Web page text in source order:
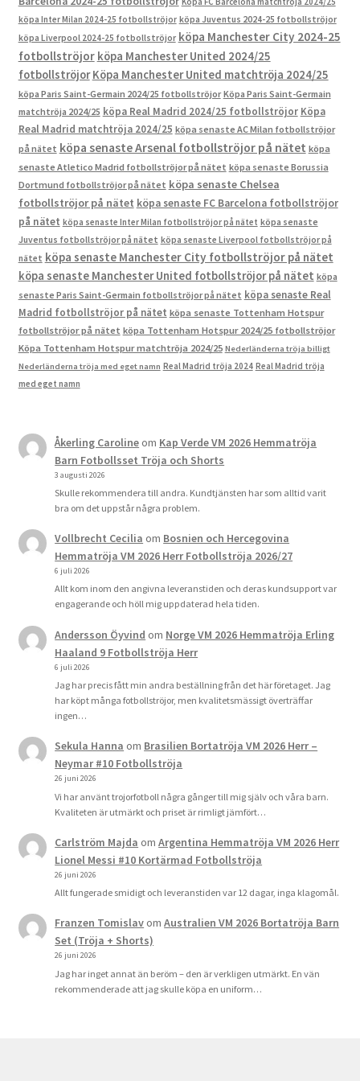
köpa Inter Milan 2024-25 fotbollströjor köpa Juventus 2024-25 fotbollströjor
köpa Liverpool 2024-25 fotbollströjor köpa Manchester City 2024-25
fotbollströjor köpa Manchester United 2024/25
fotbollströjor Köpa Manchester United matchtröja 2024/25
köpa Paris Saint-Germain 2024/25 fotbollströjor Köpa Paris Saint-Germain
matchtröja 2024/25 köpa Real Madrid 2024/25 fotbollströjor Köpa
Real Madrid matchtröja 2024/25 köpa senaste AC Milan fotbollströjor
på nätet köpa senaste Arsenal fotbollströjor på nätet köpa
senaste Atletico Madrid fotbollströjor på nätet köpa senaste Borussia
Dortmund fotbollströjor på nätet köpa senaste Chelsea
fotbollströjor på nätet köpa senaste FC Barcelona fotbollströjor
på nätet köpa senaste Inter Milan fotbollströjor på nätet köpa senaste
Juventus fotbollströjor på nätet köpa senaste Liverpool fotbollströjor på
nätet köpa senaste Manchester City fotbollströjor på nätet
köpa senaste Manchester United fotbollströjor på nätet köpa
senaste Paris Saint-Germain fotbollströjor på nätet köpa senaste Real
Madrid fotbollströjor på nätet köpa senaste Tottenham Hotspur
fotbollströjor på nätet köpa Tottenham Hotspur 2024/25 fotbollströjor
Köpa Tottenham Hotspur matchtröja 2024/25 Nederländerna tröja billigt
Nederländerna tröja med eget namn Real Madrid tröja 2024 Real Madrid tröja
med eget namn
Åkerling Carolineom Kap Verde VM 2026 Hemmatröja
Barn Fotbollsset Tröja och Shorts
3 augusti 2026
Skulle rekommendera till andra. Kundtjänsten har som alltid varit
bra om det uppstår några problem.
Vollbrecht Cecilia om Bosnien och Hercegovina
Hemmatröja VM 2026 Herr Fotbollströja 2026/27
6 juli 2026
Allt kom inom den angivna leveranstiden och deras kundsupport var
engagerande och höll mig uppdaterad hela tiden.
Andersson Öyvind om Norge VM 2026 Hemmatröja Erling
Haaland 9 Fotbollströja Herr
6 juli 2026
Jag har precis fått min andra beställning från det här företaget. Jag
har köpt många fotbollströjor, men kvalitetsmässigt överträffar
ingen…
Sekula Hanna om Brasilien Bortatröja VM 2026 Herr –
Neymar #10 Fotbollströja
26 juni 2026
Vi har använt trojorfotboll några gånger till mig själv och våra barn.
Kvaliteten är utmärkt och priset är rimligt jämfört…
Carlström Majda omArgentina Hemmatröja VM 2026 Herr
Lionel Messi #10 Kortärmad Fotbollströja
26 juni 2026
Allt fungerade smidigt och leveranstiden var 12 dagar, inga klagomål.
Franzen TomislavomAustralien VM 2026 Bortatröja Barn
Set (Tröja + Shorts)
26 juni 2026
Jag har inget annat än beröm – den är verkligen utmärkt. En vän
rekommenderade att jag skulle köpa en uniform…